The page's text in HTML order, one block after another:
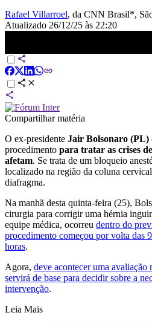
Rafael Villarroel, da CNN Brasil*,
Atualizado 26/12/25 às 22:20
Compartilhar matéria
O ex-presidente Jair Bolsonaro (PL)
procedimento para tratar as crises
afetam. Se trata de um bloqueio
localizado na região da coluna
diafragma.
Na manhã desta quinta-feira (25),
cirurgia para corrigir uma hérnia
equipe médica, ocorreu dentro do
procedimento começou por volta das
horas.
Agora, deve acontecer uma avaliação
servirá de base para decidir sobre a
intervenção.
Leia Mais